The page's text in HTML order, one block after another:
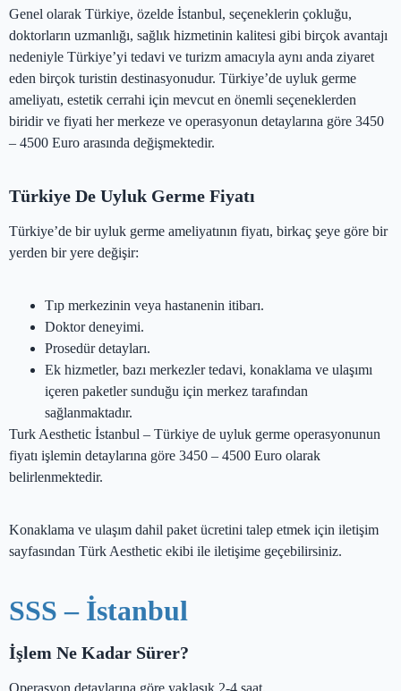
Genel olarak Türkiye, özelde İstanbul, seçeneklerin çokluğu,
doktorların uzmanlığı, sağlık hizmetinin kalitesi gibi birçok avantajı
nedeniyle Türkiye’yi tedavi ve turizm amacıyla aynı anda ziyaret
eden birçok turistin destinasyonudur. Türkiye’de uyluk germe
ameliyatı, estetik cerrahi için mevcut en önemli seçeneklerden
biridir ve fiyati her merkeze ve operasyonun detaylarına göre 3450
– 4500 Euro arasında değişmektedir.
Türkiye De Uyluk Germe Fiyatı
Türkiye’de bir uyluk germe ameliyatının fiyatı, birkaç şeye göre bir
yerden bir yere değişir:
Tıp merkezinin veya hastanenin itibarı.
Doktor deneyimi.
Prosedür detayları.
Ek hizmetler, bazı merkezler tedavi, konaklama ve ulaşımı
içeren paketler sunduğu için merkez tarafından
sağlanmaktadır.
Turk Aesthetic İstanbul – Türkiye de uyluk germe operasyonunun
fiyatı işlemin detaylarına göre 3450 – 4500 Euro olarak
belirlenmektedir.
Konaklama ve ulaşım dahil paket ücretini talep etmek için iletişim
sayfasından Türk Aesthetic ekibi ile iletişime geçebilirsiniz.
SSS – İstanbul
İşlem Ne Kadar Sürer?
Operasyon detaylarına göre yaklaşık 2-4 saat.